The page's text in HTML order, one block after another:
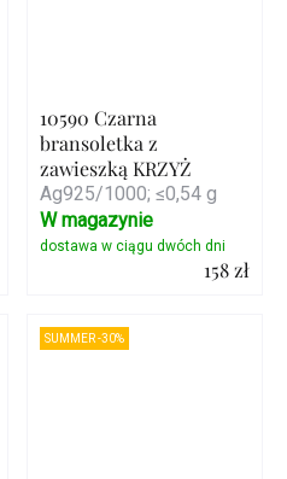
10590 Czarna
bransoletka z
zawieszką KRZYŻ
Ag925/1000; ≤0,54 g
158 zł
W magazynie
SUMMER -30%